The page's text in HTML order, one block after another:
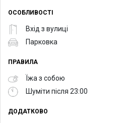
ОСОБЛИВОСТІ
Вхід з вулиці
Парковка
ПРАВИЛА
Їжа з собою
Шуміти після 23:00
ДОДАТКОВО